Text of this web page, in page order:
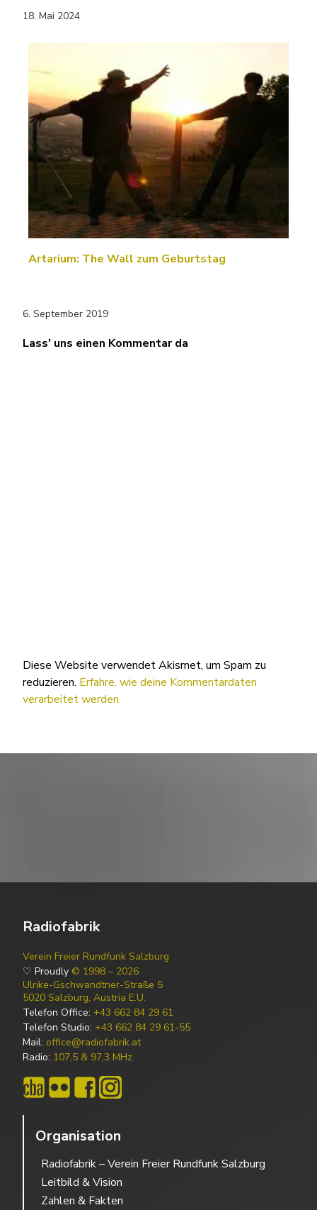
18. Mai 2024
Artarium: The Wall zum Geburtstag
6. September 2019
Lass' uns einen Kommentar da
Diese Website verwendet Akismet, um Spam zu
reduzieren. Erfahre, wie deine Kommentardaten
verarbeitet werden.
Radiofabrik
Verein Freier Rundfunk Salzburg
♡ Proudly © 1998 – 2026
Ulrike-Gschwandtner-Straße 5
5020 Salzburg, Austria E.U.
Telefon Office: +43 662 84 29 61
Telefon Studio: +43 662 84 29 61-55
Mail: office@radiofabrik.at
Radio: 107,5 & 97,3 MHz
Organisation
Radiofabrik – Verein Freier Rundfunk Salzburg
Leitbild & Vision
Zahlen & Fakten